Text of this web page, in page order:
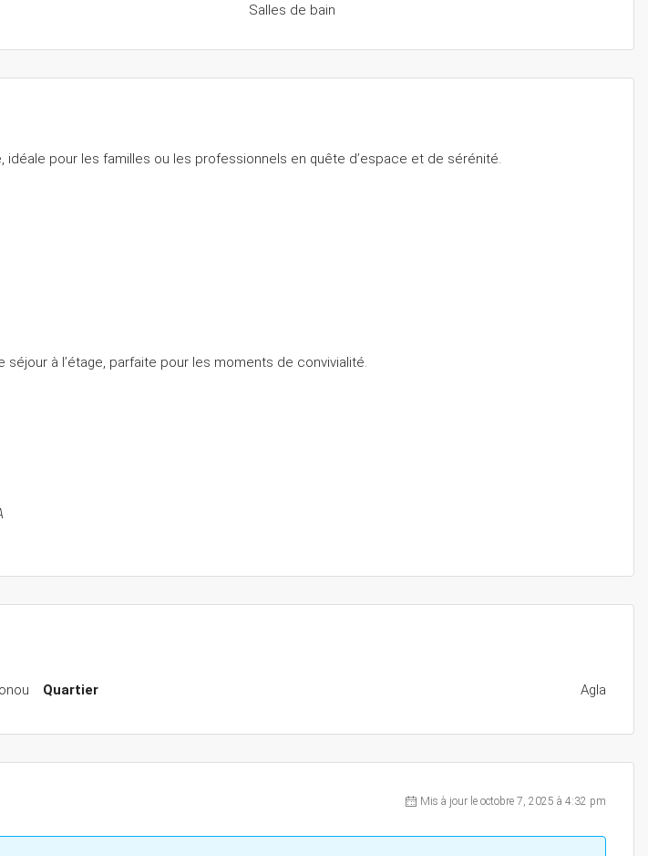
Salles de bain
pour les familles ou les professionnels en quête d’espace et de sérénité.
à l’étage, parfaite pour les moments de convivialité.
Quartier Agla
Mis à jour le octobre 7, 2025 à 4:32 pm